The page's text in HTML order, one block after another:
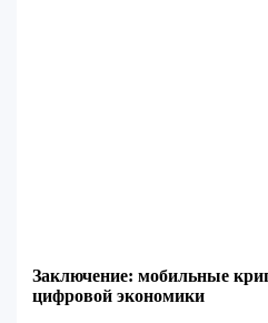
Заключение: мобильные
цифровой экономики